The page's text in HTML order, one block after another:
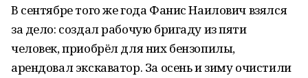
В сентябре того же года Фанис Наилович взялся
за дело: создал рабочую бригаду из пяти
человек, приобрёл для них бензопилы,
арендовал экскаватор. За осень и зиму очистили